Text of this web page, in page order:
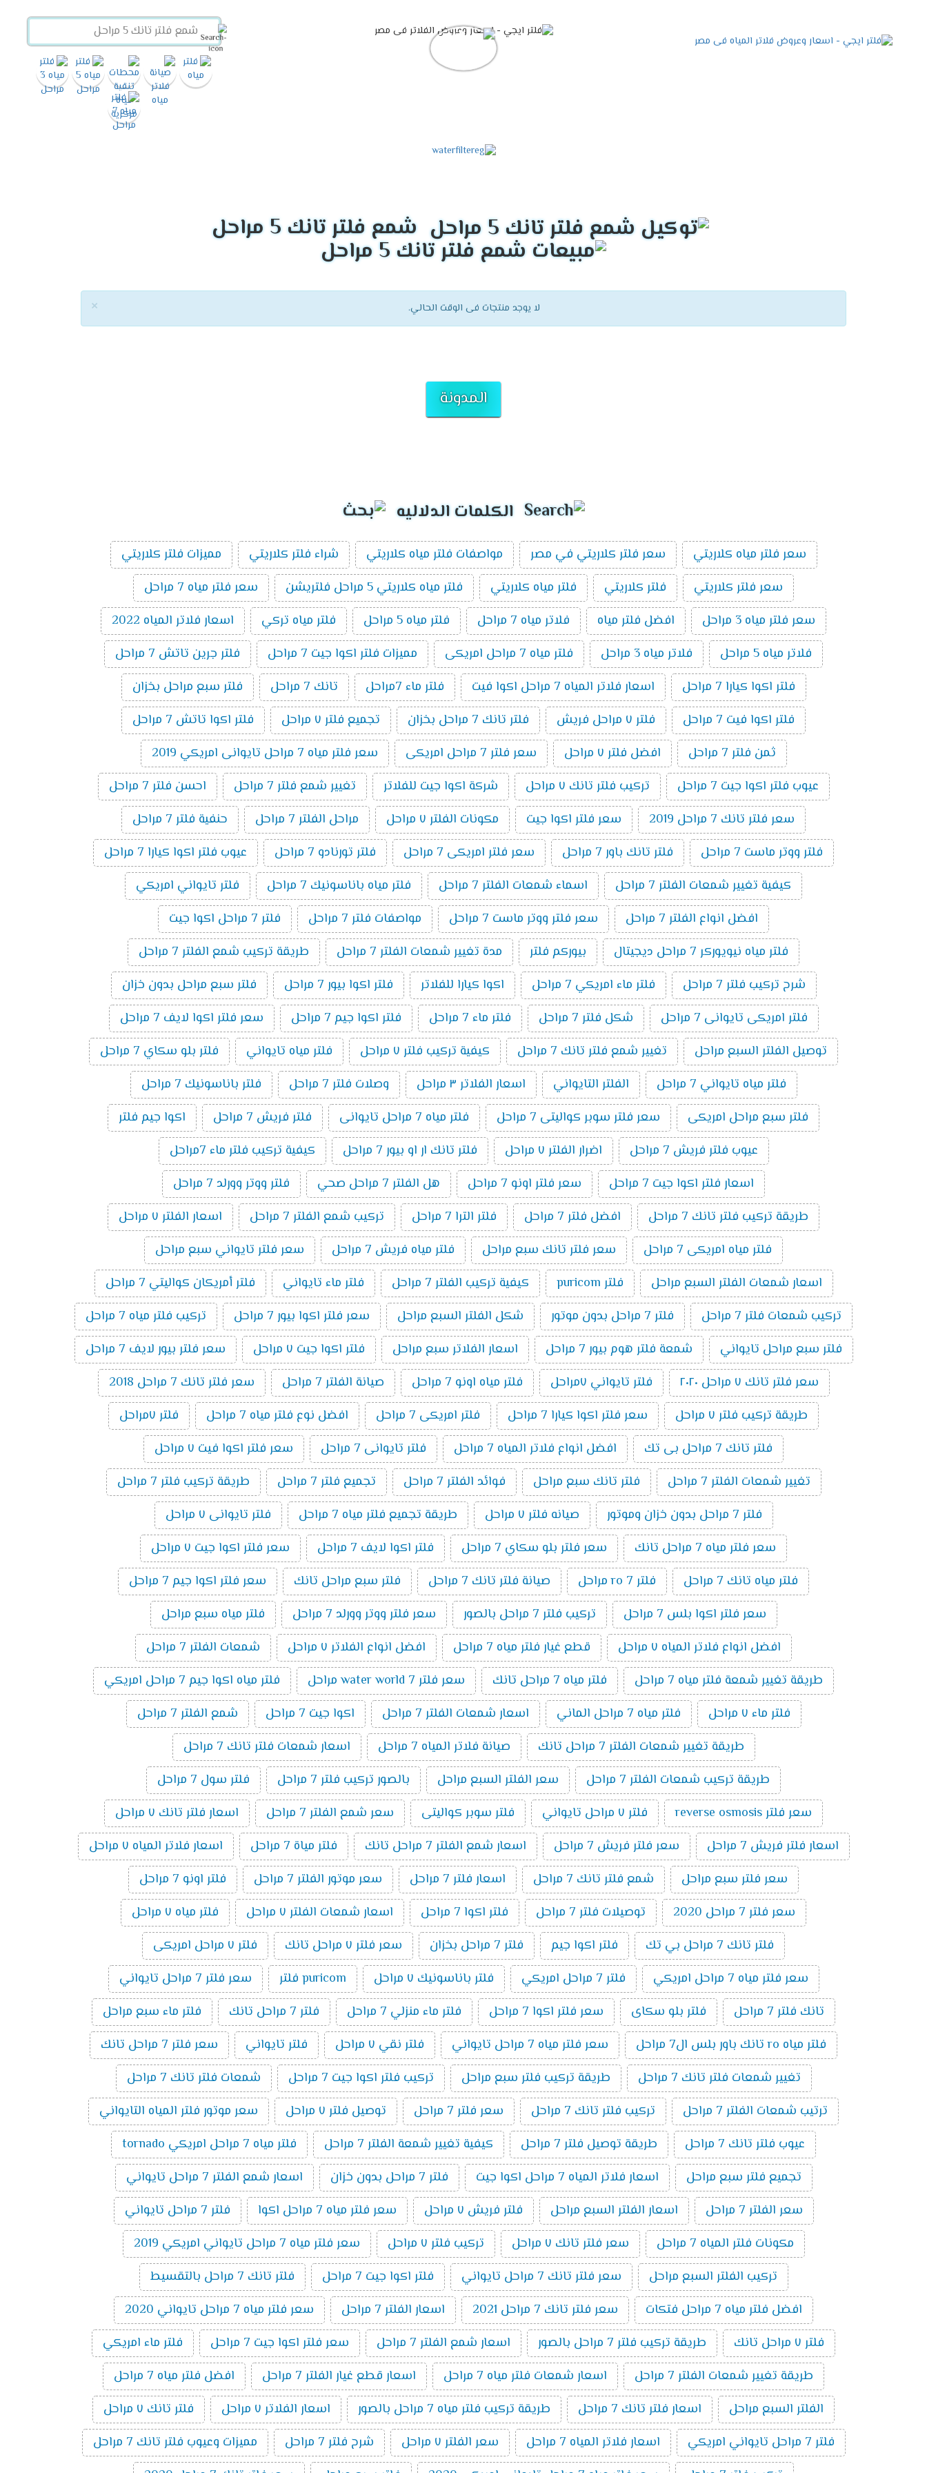
شمع فلتر تانك 5 مراحل
× لا يوجد منتجات فى الوقت الحالي.
المدونة
الكلمات الدلاليه
سعر فلتر مياه كلاريتي سعر فلتر كلاريتي في مصر مواصفات فلتر مياه كلاريتي شراء فلتر كلاريتي
مميزات فلتر كلاريتي
سعر فلتر كلاريتي
فلتر كلاريتي فلتر مياه كلاريتي فلتر مياه كلاريتي 5 مراحل فلتريشن
سعر فلتر مياه 7 مراحل
سعر فلتر مياه 3 مراحل
افضل فلتر مياه فلاتر مياه 7 مراحل فلتر مياه 5 مراحل فلتر مياه تركي
اسعار فلاتر المياه 2022
فلاتر مياه 5 مراحل
فلاتر مياه 3 مراحل فلتر مياه 7 مراحل امريكى مميزات فلتر اكوا جيت 7 مراحل
فلتر جرين تاتش 7 مراحل
فلتر اكوا كيارا 7 مراحل
اسعار فلاتر المياه 7 مراحل اكوا فيت فلتر ماء 7مراحل تانك 7 مراحل
فلتر سبع مراحل بخزان
فلتر اكوا فيت 7 مراحل
فلتر ٧ مراحل فريش فلتر تانك 7 مراحل بخزان تجميع فلتر ٧ مراحل
فلتر اكوا تاتش 7 مراحل
ثمن فلتر 7 مراحل
افضل فلتر ٧ مراحل سعر فلتر 7 مراحل امريكى
سعر فلتر مياه 7 مراحل تايوانى امريكي 2019
عيوب فلتر اكوا جيت 7 مراحل
تركيب فلتر تانك ٧ مراحل شركة اكوا جيت للفلاتر تغيير شمع فلتر 7 مراحل
احسن فلتر 7 مراحل
سعر فلتر تانك 7 مراحل 2019
سعر فلتر اكوا جيت مكونات الفلتر ٧ مراحل مراحل الفلتر 7 مراحل
حنفية فلتر 7 مراحل
فلتر ووتر ماست 7 مراحل
فلتر تانك باور 7 مراحل سعر فلتر امريكى 7 مراحل فلتر تورنادو 7 مراحل
عيوب فلتر اكوا كيارا 7 مراحل
كيفية تغيير شمعات الفلتر 7 مراحل
اسماء شمعات الفلتر 7 مراحل فلتر مياه باناسونيك 7 مراحل
فلتر تايواني امريكي
افضل انواع الفلتر 7 مراحل
سعر فلتر ووتر ماست 7 مراحل مواصفات فلتر 7 مراحل
فلتر 7 مراحل اكوا جيت
فلتر مياه نيويوركر 7 مراحل ديجيتال
بيوركم فلتر مدة تغيير شمعات الفلتر 7 مراحل
طريقة تركيب شمع الفلتر 7 مراحل
شرح تركيب فلتر 7 مراحل
فلتر ماء امريكي 7 مراحل اكوا كيارا للفلاتر فلتر اكوا بيور 7 مراحل
فلتر سبع مراحل بدون خزان
فلتر امريكى تايوانى 7 مراحل
شكل فلتر 7 مراحل فلتر ماء 7 مراحل فلتر اكوا جيم 7 مراحل
سعر فلتر اكوا لايف 7 مراحل
توصيل الفلتر السبع مراحل
تغيير شمع فلتر تانك 7 مراحل كيفية تركيب فلتر ٧ مراحل فلتر مياه تايواني
فلتر بلو سكاي 7 مراحل
فلتر مياه تايواني 7 مراحل
الفلتر التايواني اسعار الفلاتر ٣ مراحل وصلات فلتر 7 مراحل
فلتر باناسونيك 7 مراحل
فلتر سبع مراحل امريكى
سعر فلتر سوبر كواليتى 7 مراحل فلتر مياه 7 مراحل تايوانى فلتر فريش 7 مراحل
اكوا جيم فلتر
عيوب فلتر فريش 7 مراحل
اضرار الفلتر ٧ مراحل فلتر تانك ار او بيور 7 مراحل
كيفية تركيب فلتر ماء 7مراحل
اسعار فلتر اكوا جيت 7 مراحل
سعر فلتر اونو 7 مراحل هل الفلتر 7 مراحل صحي
فلتر ووتر وورلد 7 مراحل
طريقة تركيب فلتر تانك 7 مراحل
افضل فلتر 7 مراحل فلتر الترا 7 مراحل تركيب شمع الفلتر 7 مراحل
اسعار الفلتر ٧ مراحل
فلتر مياه امريكى 7 مراحل
سعر فلتر تانك سبع مراحل فلتر مياه فريش 7 مراحل
سعر فلتر تايواني سبع مراحل
اسعار شمعات الفلتر السبع مراحل
فلتر puricom كيفية تركيب الفلتر 7 مراحل فلتر ماء تايواني
فلتر أمريكان كواليتي 7 مراحل
تركيب شمعات فلتر 7 مراحل
فلتر 7 مراحل بدون موتور شكل الفلتر السبع مراحل سعر فلتر اكوا بيور 7 مراحل
تركيب فلتر مياه 7 مراحل
فلتر سبع مراحل تايواني
شمعة فلتر هوم بيور 7 مراحل اسعار الفلاتر سبع مراحل فلتر اكوا جيت ٧ مراحل
سعر فلتر بيور لايف 7 مراحل
سعر فلتر تانك ٧ مراحل ٢٠٢٠
فلتر تايواني ٧مراحل فلتر مياه اونو 7 مراحل صيانة الفلتر 7 مراحل
سعر فلتر تانك 7 مراحل 2018
طريقة تركيب فلتر ٧ مراحل
سعر فلتر اكوا كيارا 7 مراحل فلتر امريكى 7 مراحل افضل نوع فلتر مياه 7 مراحل
فلتر ٧مراحل
فلتر تانك 7 مراحل بى تك
افضل انواع فلاتر المياه 7 مراحل فلتر تايوانى 7 مراحل
سعر فلتر اكوا فيت ٧ مراحل
تغيير شمعات الفلتر 7 مراحل
فلتر تانك سبع مراحل فوائد الفلتر 7 مراحل تجميع فلتر 7 مراحل
طريقة تركيب فلتر 7 مراحل
فلتر 7 مراحل بدون خزان وموتور
صيانه فلتر ٧ مراحل طريقة تجميع فلتر مياه 7 مراحل
فلتر تايوانى ٧ مراحل
سعر فلتر مياه 7 مراحل تانك
سعر فلتر بلو سكاي 7 مراحل فلتر اكوا لايف 7 مراحل
سعر فلتر اكوا جيت ٧ مراحل
فلتر مياه تانك 7 مراحل
فلتر ro 7 مراحل صيانة فلتر تانك 7 مراحل فلتر سبع مراحل تانك
سعر فلتر اكوا جيم 7 مراحل
سعر فلتر اكوا بلس 7 مراحل
تركيب فلتر 7 مراحل بالصور سعر فلتر ووتر وورلد 7 مراحل
فلتر مياه سبع مراحل
افضل انواع فلاتر المياه ٧ مراحل
قطع غيار فلتر مياه 7 مراحل افضل انواع الفلاتر ٧ مراحل
شمعات الفلتر 7 مراحل
طريقة تغيير شمعة فلتر مياه 7 مراحل
فلتر مياه 7 مراحل تانك سعر فلتر water world 7 مراحل
فلتر مياه اكوا جيم 7 مراحل امريكي
فلتر ماء ٧ مراحل
فلتر مياه 7 مراحل الماني اسعار شمعات الفلتر 7 مراحل اكوا جيت 7 مراحل
شمع الفلتر 7 مراحل
طريقة تغيير شمعات الفلتر 7 مراحل تانك
صيانة فلاتر المياه 7 مراحل
اسعار شمعات فلتر تانك 7 مراحل
طريقة تركيب شمعات الفلتر 7 مراحل
سعر الفلتر السبع مراحل بالصور تركيب فلتر 7 مراحل
فلتر سول 7 مراحل
سعر فلتر reverse osmosis
فلتر ٧ مراحل تايواني فلتر سوبر كواليتى سعر شمع الفلتر 7 مراحل
اسعار فلتر تانك ٧ مراحل
اسعار فلتر فريش 7 مراحل
سعر فلتر فريش 7 مراحل اسعار شمع الفلتر 7 مراحل تانك فلتر مياة 7 مراحل
اسعار فلاتر المياه ٧ مراحل
سعر فلتر سبع مراحل
شمع فلتر تانك 7 مراحل اسعار فلتر 7 مراحل سعر موتور الفلتر 7 مراحل
فلتر اونو 7 مراحل
سعر فلتر 7 مراحل 2020
توصيلات فلتر 7 مراحل فلتر اكوا 7 مراحل اسعار شمعات الفلتر ٧ مراحل
فلتر مياه ٧ مراحل
فلتر تانك 7 مراحل بي تك
فلتر اكوا جيم فلتر 7 مراحل بخزان سعر فلتر ٧ مراحل تانك
فلتر ٧ مراحل امريكى
سعر فلتر مياه 7 مراحل امريكي
فلتر 7 مراحل امريكي فلتر باناسونيك ٧ مراحل puricom فلتر
سعر فلتر 7 مراحل تايواني
تانك فلتر 7 مراحل
فلتر بلو سكاى سعر فلتر اكوا 7 مراحل فلتر ماء منزلي 7 مراحل فلتر 7 مراحل تانك
فلتر ماء سبع مراحل
فلتر مياه ro تانك باور بلس ال7 مراحل
سعر فلتر مياه 7 مراحل تايواني فلتر نقي ٧ مراحل فلتر تايواني
سعر فلتر 7 مراحل تانك
تغيير شمعات فلتر تانك 7 مراحل
طريقة تركيب فلتر سبع مراحل تركيب فلتر اكوا جيت 7 مراحل
شمعات فلتر تانك 7 مراحل
ترتيب شمعات الفلتر 7 مراحل
تركيب فلتر تانك 7 مراحل سعر فلتر 7 مراحل توصيل فلتر ٧ مراحل
سعر موتور فلتر المياه التايواني
عيوب فلتر تانك 7 مراحل
طريقة توصيل فلتر 7 مراحل كيفية تغيير شمعة الفلتر 7 مراحل
فلتر مياه 7 مراحل امريكي tornado
تجميع فلتر سبع مراحل
اسعار فلاتر المياه 7 مراحل اكوا جيت فلتر 7 مراحل بدون خزان
اسعار شمع الفلتر 7 مراحل تايواني
سعر الفلتر 7 مراحل
اسعار الفلتر السبع مراحل فلتر فريش ٧ مراحل سعر فلتر مياه 7 مراحل اكوا
فلتر 7 مراحل تايواني
مكونات فلتر المياه 7 مراحل
سعر فلتر تانك ٧ مراحل تركيب فلتر ٧ مراحل
سعر فلتر مياه 7 مراحل تايواني امريكي 2019
تركيب الفلتر السبع مراحل
سعر فلتر تانك 7 مراحل تايواني فلتر اكوا جيت 7 مراحل
فلتر تانك 7 مراحل بالتقسيط
افضل فلتر مياه 7 مراحل فتكات
سعر فلتر تانك 7 مراحل 2021 اسعار الفلتر 7 مراحل
سعر فلتر مياه 7 مراحل تايواني 2020
فلتر ٧ مراحل تانك
طريقة تركيب فلتر 7 مراحل بالصور اسعار شمع الفلتر 7 مراحل سعر فلتر اكوا جيت 7 مراحل
فلتر ماء امريكي
طريقة تغيير شمعات الفلتر 7 مراحل
اسعار شمعات فلتر مياه 7 مراحل اسعار قطع غيار الفلتر 7 مراحل
افضل فلتر مياه 7 مراحل
الفلتر السبع مراحل
اسعار فلتر تانك 7 مراحل طريقة تركيب فلتر مياه 7 مراحل بالصور اسعار الفلاتر ٧ مراحل
فلتر تانك ٧ مراحل
فلتر 7 مراحل تايواني امريكي
اسعار فلاتر المياه 7 مراحل سعر الفلتر ٧ مراحل شرح فلتر 7 مراحل
مميزات وعيوب فلتر تانك 7 مراحل